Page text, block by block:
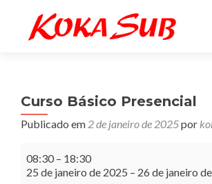
Curso Básico Presencial
Publicado em 2 de janeiro de 2025por
Básico
Presencial
08:30 – 18:30
25 de janeiro de 2025 – 26 de janeiro